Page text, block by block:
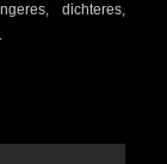
dichteres,